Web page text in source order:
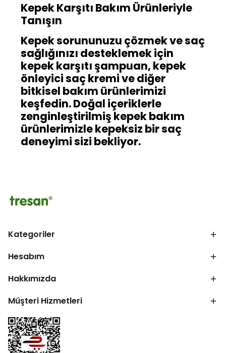
Kepek Karşıtı Bakım Ürünleriyle
Tanışın
Kepek sorununuzu çözmek ve saç
sağlığınızı desteklemek için
kepek karşıtı şampuan, kepek
önleyici saç kremi ve diğer
bitkisel bakım ürünlerimizi
keşfedin. Doğal içeriklerle
zenginleştirilmiş kepek bakım
ürünlerimizle kepeksiz bir saç
deneyimi sizi bekliyor.
Kategoriler
Hesabım
Hakkımızda
Müşteri Hizmetleri